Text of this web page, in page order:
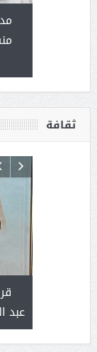
) .. ميراث
ثقافة
عبد